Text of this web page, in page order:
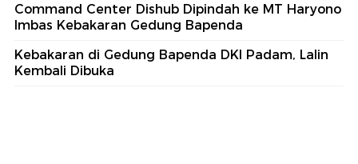
Command Center Dishub Dipindah ke MT Haryono
Imbas Kebakaran Gedung Bapenda
Kebakaran di Gedung Bapenda DKI Padam, Lalin
Kembali Dibuka